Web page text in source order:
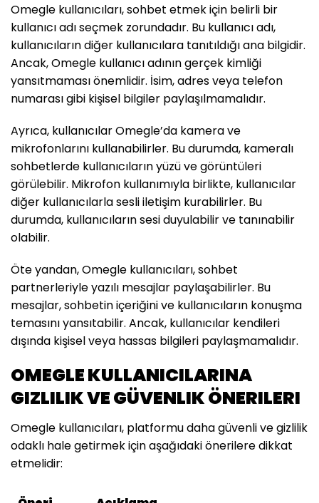
Omegle kullanıcıları, sohbet etmek için belirli bir
kullanıcı adı seçmek zorundadır. Bu kullanıcı adı,
kullanıcıların diğer kullanıcılara tanıtıldığı ana bilgidir.
Ancak, Omegle kullanıcı adının gerçek kimliği
yansıtmaması önemlidir. İsim, adres veya telefon
numarası gibi kişisel bilgiler paylaşılmamalıdır.
Ayrıca, kullanıcılar Omegle’da kamera ve
mikrofonlarını kullanabilirler. Bu durumda, kameralı
sohbetlerde kullanıcıların yüzü ve görüntüleri
görülebilir. Mikrofon kullanımıyla birlikte, kullanıcılar
diğer kullanıcılarla sesli iletişim kurabilirler. Bu
durumda, kullanıcıların sesi duyulabilir ve tanınabilir
olabilir.
Öte yandan, Omegle kullanıcıları, sohbet
partnerleriyle yazılı mesajlar paylaşabilirler. Bu
mesajlar, sohbetin içeriğini ve kullanıcıların konuşma
temasını yansıtabilir. Ancak, kullanıcılar kendileri
dışında kişisel veya hassas bilgileri paylaşmamalıdır.
OMEGLE KULLANICILARINA
GIZLILIK VE GÜVENLIK ÖNERILERI
Omegle kullanıcıları, platformu daha güvenli ve gizlilik
odaklı hale getirmek için aşağıdaki önerilere dikkat
etmelidir: